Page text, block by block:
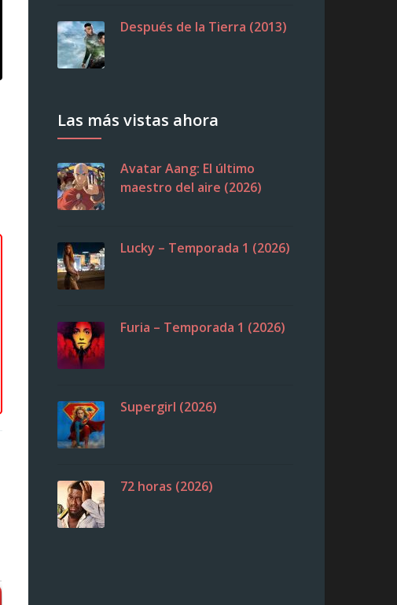
Después de la Tierra (2013)
Las más vistas ahora
Avatar Aang: El último
maestro del aire (2026)
Lucky – Temporada 1 (2026)
Furia – Temporada 1 (2026)
Supergirl (2026)
72 horas (2026)